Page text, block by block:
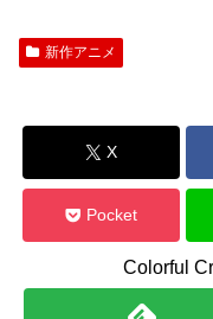
新作アニメ
X
Pocket
Colorful